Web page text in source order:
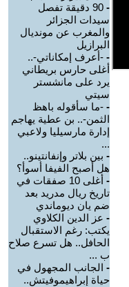
-
90 دقيقة تفصل
سيدات الجزائر
والمغرب عن مونديال
البرازيل
- -أعرف إمكاناتي-..
أغلى حارس بريطاني
يرد على مانشستر
سيتي
- -ما سأقوله باهظ
الثمن-.. بن عطية يهاجم
إدارة مارسيليا ولاعبي
...
- بين بلاتر وإنفانتينو..
هل أصبح الفيفا أسوأ؟
-
أغلى 10 صفقات في
تاريخ ريال مدريد بعد
ضم يان ديوماندي
- عز الدين الكلاوي
يكتب: رغم الاستقبال
الحافل.. هل تسرع صلاح
ب ...
- الجانب المجهول في
حياة إبراهيموفيتش..